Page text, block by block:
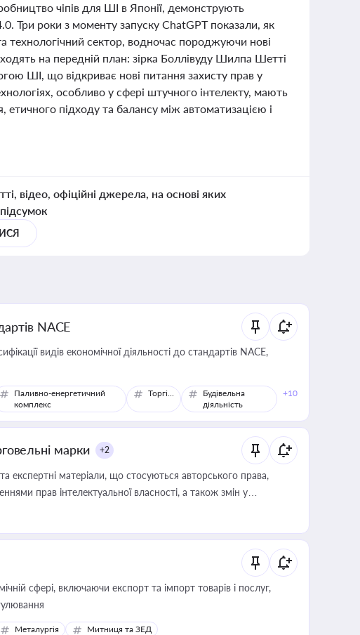
чіпів для ШІ в Японії, демонструють
Три роки з моменту запуску ChatGPT показали, як
технологічний сектор, водночас породжуючи нові
на передній план: зірка Боллівуду Шилпа Шетті
ШІ, що відкриває нові питання захисту прав у
особливо у сфері штучного інтелекту, мають
підходу та балансу між автоматизацією і
відео, офіційні джерела, на основі яких
NACE
видів економічної діяльності до стандартів NACE,
Паливно-енергетичний
комплекс
Торгівля
Будівельна
діяльність
+10
марки +2
експертні матеріали, що стосуються авторського права,
прав інтелектуальної власності, а також змін у
сфері, включаючи експорт та імпорт товарів і послуг,
Металургія Митниця та ЗЕД